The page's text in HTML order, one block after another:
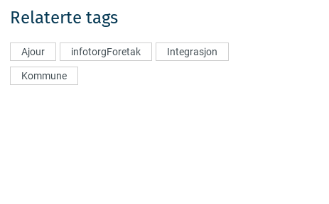
Relaterte tags
Ajour infotorgForetak Integrasjon
Kommune